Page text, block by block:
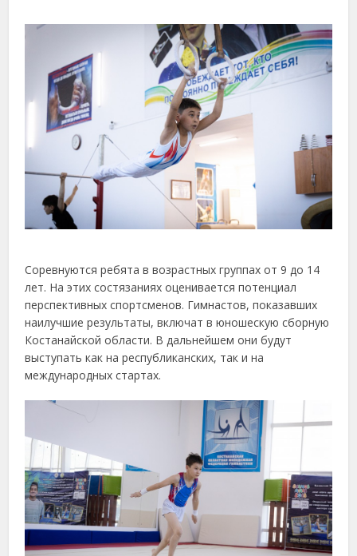
Соревнуются ребята в возрастных группах от 9 до 14
лет. На этих состязаниях оценивается потенциал
перспективных спортсменов. Гимнастов, показавших
наилучшие результаты, включат в юношескую сборную
Костанайской области. В дальнейшем они будут
выступать как на республиканских, так и на
международных стартах.